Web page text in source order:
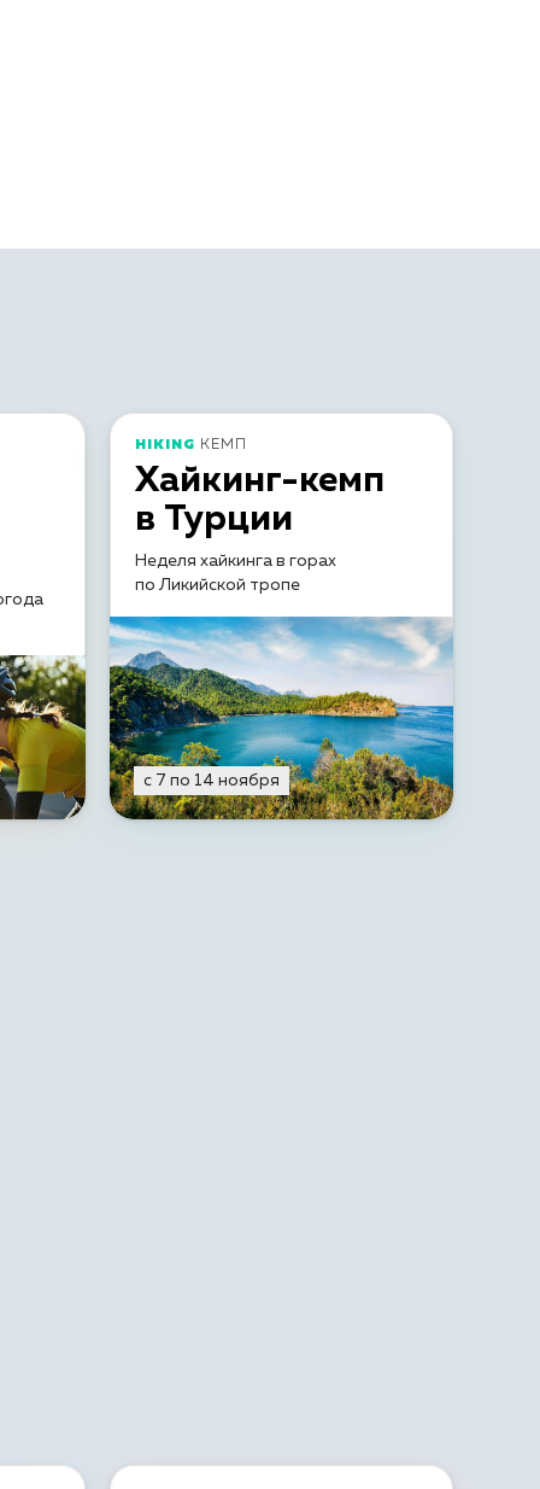
HIKING КЕМП
Хайкинг-кемп
в Турции
Неделя хайкинга в горах
по Ликийской тропе
с 7 по 14 ноября